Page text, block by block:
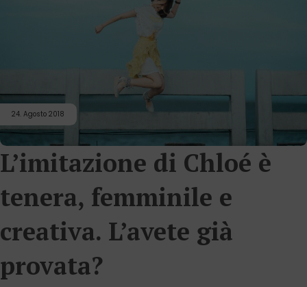
24. Agosto 2018
L’imitazione di Chloé è
tenera, femminile e
creativa. L’avete già
provata?